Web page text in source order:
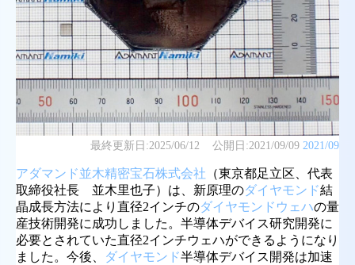
最終更新日:2025/06/12 公開日:2021/09/09 2021/09
アダマンド並木精密宝石株式会社 （東京都足立区、代表
取締役社長 並木里也子）は、新原理のダイヤモンド結
晶成長方法により直径2インチのダイヤモンドウェハの量
産技術開発に成功しました。半導体デバイス研究開発に
必要とされていた直径2インチウェハができるようになり
ました。今後、
ダイヤモンド半導体デバイス開発は加速